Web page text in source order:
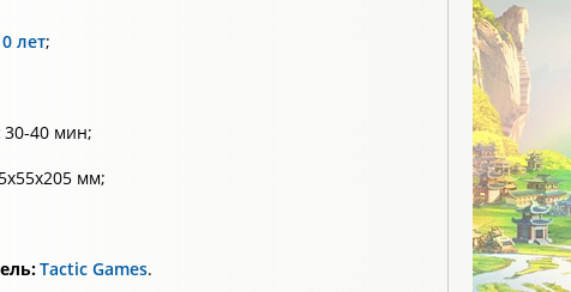
лет;
30-40 мин;
мм;
Tactic Games.